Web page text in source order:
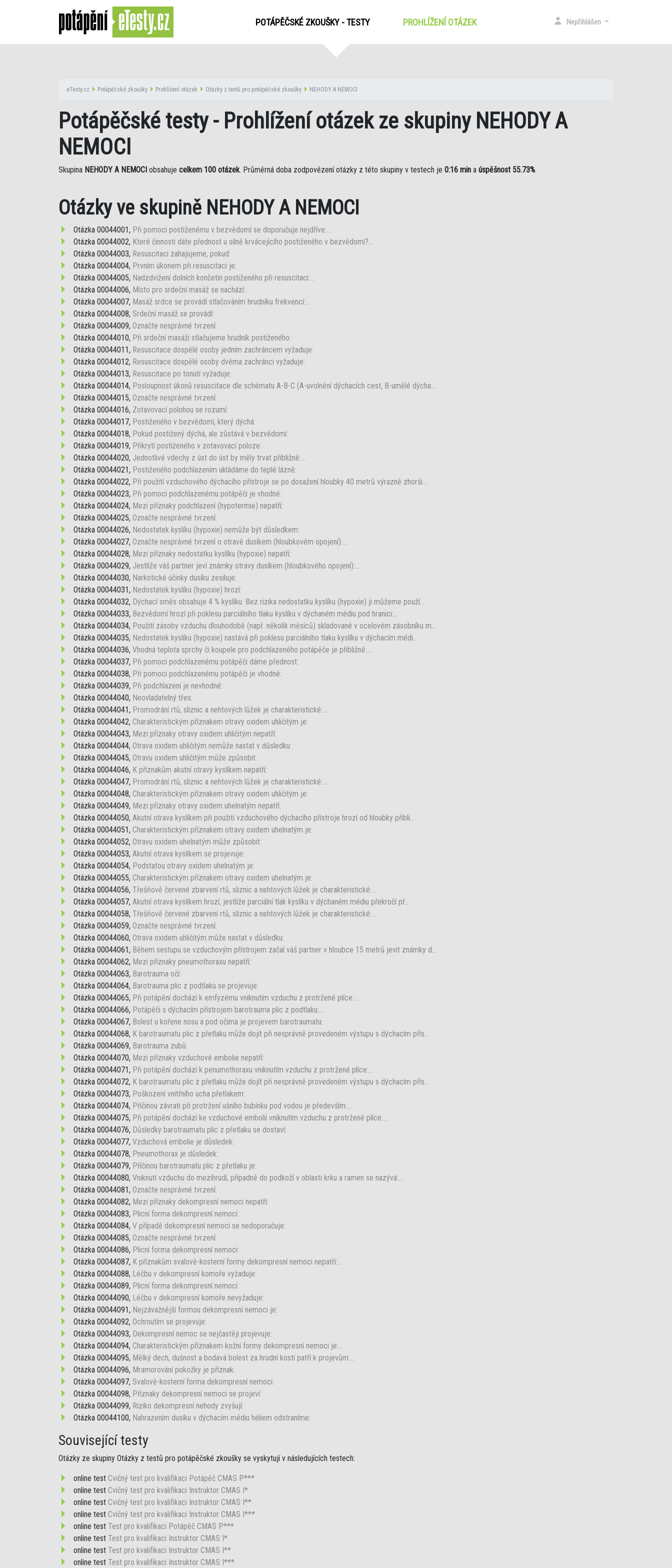
POTÁPĚČSKÉ ZKOUŠKY - TESTY PROHLÍŽENÍ OTÁZEK(CURRENT) Nepřihlášen
eTesty.cz Potápěčské zkoušky Prohlížení otázek Otázky z testů pro potápěčské zkoušky NEHODY A NEMOCI
Potápěčské testy - Prohlížení otázek ze skupiny NEHODY A
NEMOCI
Skupina NEHODY A NEMOCI obsahuje celkem 100 otázek. Průměrná doba zodpovězení otázky z této skupiny v testech je 0:16 min a úspěšnost 55.73%.
Otázky ve skupině NEHODY A NEMOCI
Otázka 00044001, Při pomoci postiženému v bezvědomí se doporučuje nejdříve:...
Otázka 00044002, Které činnosti dáte přednost u silně krvácejícího postiženého v bezvědomí?...
Otázka 00044003, Resuscitaci zahajujeme, pokud:
Otázka 00044004, Prvním úkonem při resuscitaci je:
Otázka 00044005, Nadzdvižení dolních končetin postiženého při resuscitaci:...
Otázka 00044006, Místo pro srdeční masáž se nachází:
Otázka 00044007, Masáž srdce se provádí stlačováním hrudníku frekvencí:...
Otázka 00044008, Srdeční masáž se provádí:
Otázka 00044009, Označte nesprávné tvrzení:
Otázka 00044010, Při srdeční masáži stlačujeme hrudník postiženého:
Otázka 00044011, Resuscitace dospělé osoby jedním zachráncem vyžaduje:
Otázka 00044012, Resuscitace dospělé osoby dvěma zachránci vyžaduje:
Otázka 00044013, Resuscitace po tonutí vyžaduje:
Otázka 00044014, Posloupnost úkonů resuscitace dle schématu A-B-C (A-uvolnění dýchacích cest, B-umělé dýcha...
Otázka 00044015, Označte nesprávné tvrzení:
Otázka 00044016, Zotavovací polohou se rozumí:
Otázka 00044017, Postiženého v bezvědomí, který dýchá:
Otázka 00044018, Pokud postižený dýchá, ale zůstává v bezvědomí:
Otázka 00044019, Přikrytí postiženého v zotavovací poloze:
Otázka 00044020, Jednotlivé vdechy z úst do úst by měly trvat přibližně:...
Otázka 00044021, Postiženého podchlazením ukládáme do teplé lázně:
Otázka 00044022, Při použití vzduchového dýchacího přístroje se po dosažení hloubky 40 metrů výrazně zhorši...
Otázka 00044023, Při pomoci podchlazenému potápěči je vhodné:
Otázka 00044024, Mezi příznaky podchlazení (hypotermie) nepatří:
Otázka 00044025, Označte nesprávné tvrzení:
Otázka 00044026, Nedostatek kyslíku (hypoxie) nemůže být důsledkem:
Otázka 00044027, Označte nesprávné tvrzení o otravě dusíkem (hloubkovém opojení):...
Otázka 00044028, Mezi příznaky nedostatku kyslíku (hypoxie) nepatří:
Otázka 00044029, Jestliže váš partner jeví známky otravy dusíkem (hloubkového opojení):...
Otázka 00044030, Narkotické účinky dusíku zesiluje:
Otázka 00044031, Nedostatek kyslíku (hypoxie) hrozí:
Otázka 00044032, Dýchací směs obsahuje 4 % kyslíku. Bez rizika nedostatku kyslíku (hypoxie) ji můžeme použí...
Otázka 00044033, Bezvědomí hrozí při poklesu parciálního tlaku kyslíku v dýchaném médiu pod hranici:...
Otázka 00044034, Použití zásoby vzduchu dlouhodobě (např. několik měsíců) skladované v ocelovém zásobníku m...
Otázka 00044035, Nedostatek kyslíku (hypoxie) nastává při poklesu parciálního tlaku kyslíku v dýchacím médi...
Otázka 00044036, Vhodná teplota sprchy či koupele pro podchlazeného potápěče je přibližně:...
Otázka 00044037, Při pomoci podchlazenému potápěči dáme přednost:
Otázka 00044038, Při pomoci podchlazenému potápěči je vhodné:
Otázka 00044039, Při podchlazení je nevhodné:
Otázka 00044040, Neovladatelný třes:
Otázka 00044041, Promodrání rtů, sliznic a nehtových lůžek je charakteristické:...
Otázka 00044042, Charakteristickým příznakem otravy oxidem uhličitým je:
Otázka 00044043, Mezi příznaky otravy oxidem uhličitým nepatří:
Otázka 00044044, Otrava oxidem uhličitým nemůže nastat v důsledku:
Otázka 00044045, Otravu oxidem uhličitým může způsobit:
Otázka 00044046, K příznakům akutní otravy kyslíkem nepatří:
Otázka 00044047, Promodrání rtů, sliznic a nehtových lůžek je charakteristické:...
Otázka 00044048, Charakteristickým příznakem otravy oxidem uhličitým je:
Otázka 00044049, Mezi příznaky otravy oxidem uhelnatým nepatří:
Otázka 00044050, Akutní otrava kyslíkem při použití vzduchového dýchacího přístroje hrozí od hloubky přibli...
Otázka 00044051, Charakteristickým příznakem otravy oxidem uhelnatým je:
Otázka 00044052, Otravu oxidem uhelnatým může způsobit:
Otázka 00044053, Akutní otrava kyslíkem se projevuje:
Otázka 00044054, Podstatou otravy oxidem uhelnatým je:
Otázka 00044055, Charakteristickým příznakem otravy oxidem uhelnatým je:
Otázka 00044056, Třešňově červené zbarvení rtů, sliznic a nehtových lůžek je charakteristické:...
Otázka 00044057, Akutní otrava kyslíkem hrozí, jestliže parciální tlak kyslíku v dýchaném médiu překročí př...
Otázka 00044058, Třešňově červené zbarvení rtů, sliznic a nehtových lůžek je charakteristické:...
Otázka 00044059, Označte nesprávné tvrzení:
Otázka 00044060, Otrava oxidem uhličitým může nastat v důsledku:
Otázka 00044061, Během sestupu se vzduchovým přístrojem začal váš partner v hloubce 15 metrů jevit známky d...
Otázka 00044062, Mezi příznaky pneumothoraxu nepatří:
Otázka 00044063, Barotrauma očí:
Otázka 00044064, Barotrauma plic z podtlaku se projevuje:
Otázka 00044065, Při potápění dochází k emfyzému vniknutím vzduchu z protržené plíce:...
Otázka 00044066, Potápěči s dýchacím přístrojem barotrauma plic z podtlaku:...
Otázka 00044067, Bolest u kořene nosu a pod očima je projevem barotraumatu:
Otázka 00044068, K barotraumatu plic z přetlaku může dojít při nesprávně provedeném výstupu s dýchacím přís...
Otázka 00044069, Barotrauma zubů:
Otázka 00044070, Mezi příznaky vzduchové embolie nepatří:
Otázka 00044071, Při potápění dochází k penumothoraxu vniknutím vzduchu z protržené plíce:...
Otázka 00044072, K barotraumatu plic z přetlaku může dojít při nesprávně provedeném výstupu s dýchacím přís...
Otázka 00044073, Poškození vnitřního ucha přetlakem:
Otázka 00044074, Příčinou závrati při protržení ušního bubínku pod vodou je především:...
Otázka 00044075, Při potápění dochází ke vzduchové embolii vniknutím vzduchu z protržené plíce:...
Otázka 00044076, Důsledky barotraumatu plic z přetlaku se dostaví:
Otázka 00044077, Vzduchová embolie je důsledek:
Otázka 00044078, Pneumothorax je důsledek:
Otázka 00044079, Příčinou barotraumatu plic z přetlaku je:
Otázka 00044080, Vniknutí vzduchu do mezihrudí, případně do podkoží v oblasti krku a ramen se nazývá:...
Otázka 00044081, Označte nesprávné tvrzení:
Otázka 00044082, Mezi příznaky dekompresní nemoci nepatří:
Otázka 00044083, Plicní forma dekompresní nemoci:
Otázka 00044084, V případě dekompresní nemoci se nedoporučuje:
Otázka 00044085, Označte nesprávné tvrzení:
Otázka 00044086, Plicní forma dekompresní nemoci:
Otázka 00044087, K příznakům svalově-kosterní formy dekompresní nemoci nepatří:...
Otázka 00044088, Léčbu v dekompresní komoře vyžaduje:
Otázka 00044089, Plicní forma dekompresní nemoci:
Otázka 00044090, Léčbu v dekompresní komoře nevyžaduje:
Otázka 00044091, Nejzávažnější formou dekompresní nemoci je:
Otázka 00044092, Ochrnutím se projevuje:
Otázka 00044093, Dekompresní nemoc se nejčastěji projevuje:
Otázka 00044094, Charakteristickým příznakem kožní formy dekompresní nemoci je:...
Otázka 00044095, Mělký dech, dušnost a bodavá bolest za hrudní kostí patří k projevům:...
Otázka 00044096, Mramorování pokožky je příznak:
Otázka 00044097, Svalově-kosterní forma dekompresní nemoci:
Otázka 00044098, Příznaky dekompresní nemoci se projeví:
Otázka 00044099, Riziko dekompresní nehody zvyšují:
Otázka 00044100, Nahrazením dusíku v dýchacím médiu héliem odstraníme:
Související testy
Otázky ze skupiny Otázky z testů pro potápěčské zkoušky se vyskytují v následujících testech:
online test Cvičný test pro kvalifikaci Potápěč CMAS P***
online test Cvičný test pro kvalifikaci Instruktor CMAS I*
online test Cvičný test pro kvalifikaci Instruktor CMAS I**
online test Cvičný test pro kvalifikaci Instruktor CMAS I***
online test Test pro kvalifikaci Potápěč CMAS P***
online test Test pro kvalifikaci Instruktor CMAS I*
online test Test pro kvalifikaci Instruktor CMAS I**
online test Test pro kvalifikaci Instruktor CMAS I***